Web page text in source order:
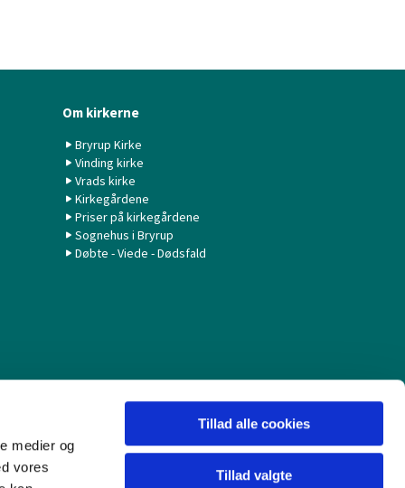
medier og
vores
Tillad alle cookies
Tillad valgte
Om kirkerne
Bryrup Kirke
Vinding kirke
Vrads kirke
Kirkegårdene
Priser på kirkegårdene
Sognehus i Bryrup
Døbte - Viede - Dødsfald